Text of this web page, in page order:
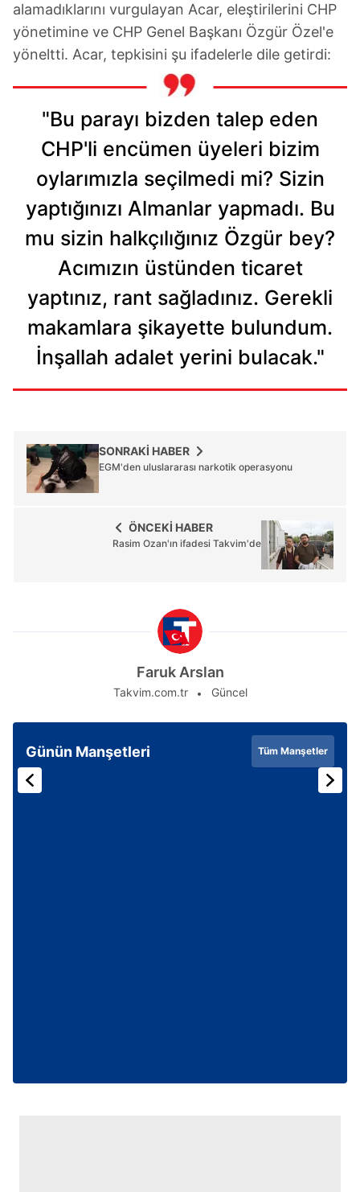
alamadıklarını vurgulayan Acar, eleştirilerini CHP
yönetimine ve CHP Genel Başkanı Özgür Özel'e
yöneltti. Acar, tepkisini şu ifadelerle dile getirdi:
"Bu parayı bizden talep eden
CHP'li encümen üyeleri bizim
oylarımızla seçilmedi mi? Sizin
yaptığınızı Almanlar yapmadı. Bu
mu sizin halkçılığınız Özgür bey?
Acımızın üstünden ticaret
yaptınız, rant sağladınız. Gerekli
makamlara şikayette bulundum.
İnşallah adalet yerini bulacak."
SONRAKİ HABER
EGM'den uluslararası narkotik operasyonu
ÖNCEKİ HABER
Rasim Ozan'ın ifadesi Takvim'de
Faruk Arslan
Takvim.com.tr Güncel
Günün Manşetleri Tüm Manşetler